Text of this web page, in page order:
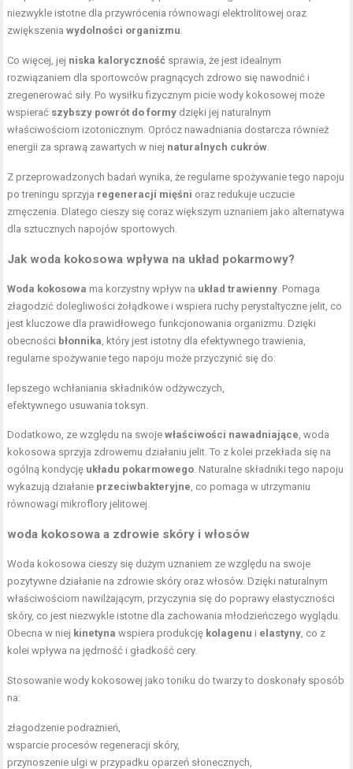
niezwykle istotne dla przywrócenia równowagi elektrolitowej oraz
zwiększeniawydolności organizmu.
Co więcej, jej niska kaloryczność sprawia, że jest idealnym
rozwiązaniem dla sportowców pragnących zdrowo się nawodnić i
zregenerować siły. Po wysiłku fizycznym picie wody kokosowej może
wspierać szybszy powrót do formy dzięki jej naturalnym
właściwościom izotonicznym. Oprócz nawadniania dostarcza również
energii za sprawą zawartych w niej naturalnych cukrów.
Z przeprowadzonych badań wynika, że regularne spożywanie tego napoju
po treningu sprzyja regeneracji mięśni oraz redukuje uczucie
zmęczenia. Dlatego cieszy się coraz większym uznaniem jako alternatywa
dla sztucznych napojów sportowych.
Jak woda kokosowa wpływa na układ pokarmowy?
Woda kokosowa ma korzystny wpływ na układ trawienny. Pomaga
złagodzić dolegliwości żołądkowe i wspiera ruchy perystaltyczne jelit, co
jest kluczowe dla prawidłowego funkcjonowania organizmu. Dzięki
obecności błonnika, który jest istotny dla efektywnego trawienia,
regularne spożywanie tego napoju może przyczynić się do:
lepszego wchłaniania składników odżywczych,
efektywnego usuwania toksyn.
Dodatkowo, ze względu na swojewłaściwości nawadniające, woda
kokosowa sprzyja zdrowemu działaniu jelit. To z kolei przekłada się na
ogólną kondycję układu pokarmowego. Naturalne składniki tego napoju
wykazują działanie przeciwbakteryjne, co pomaga w utrzymaniu
równowagi mikroflory jelitowej.
woda kokosowa a zdrowie skóry i włosów
Woda kokosowa cieszy się dużym uznaniem ze względu na swoje
pozytywne działanie na zdrowie skóry oraz włosów. Dzięki naturalnym
właściwościom nawilżającym, przyczynia się do poprawy elastyczności
skóry, co jest niezwykle istotne dla zachowania młodzieńczego wyglądu.
Obecna w niej kinetyna wspiera produkcję kolagenu i elastyny, co z
kolei wpływa na jędrność i gładkość cery.
Stosowanie wody kokosowej jako toniku do twarzy to doskonały sposób
na:
złagodzenie podrażnień,
wsparcie procesów regeneracji skóry,
przynoszenie ulgi w przypadku oparzeń słonecznych,